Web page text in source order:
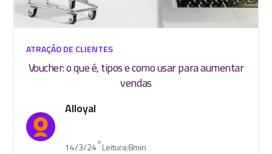
ATRAÇÃO DE CLIENTES
Voucher: o que é, tipos e como usar para aumentar
vendas
Alloyal
14/3/24•Leitura:8min